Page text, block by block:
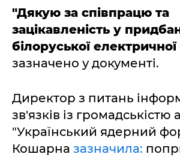
"Дякую за співпрацю та
зацікавленість у
білоруської електричної
зазначено у документі.
Директор з питань
зв'язків із громадськістю
"Український ядерний
Кошарна зазначила: